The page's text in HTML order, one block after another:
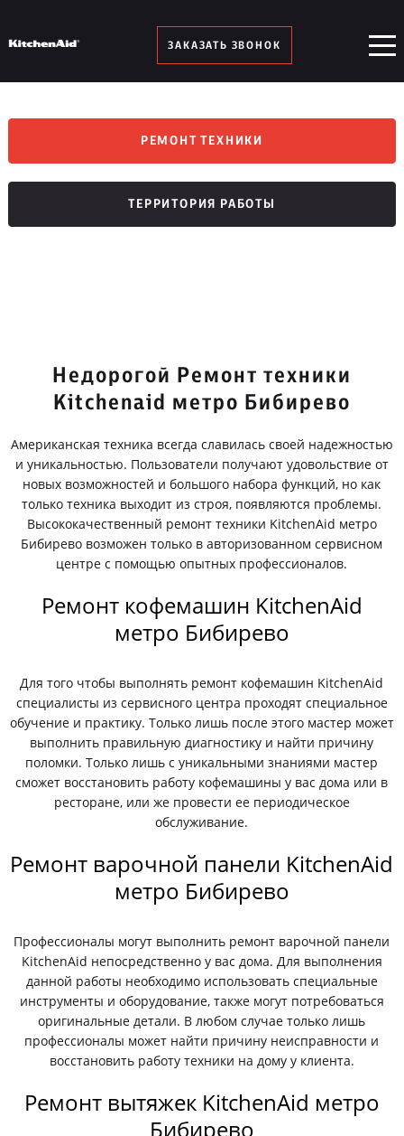
ЗАКАЗАТЬ ЗВОНОК
РЕМОНТ ТЕХНИКИ
ТЕРРИТОРИЯ РАБОТЫ
Недорогой Ремонт техники
Kitchenaid метро Бибирево
Американская техника всегда славилась своей надежностью
и уникальностью. Пользователи получают удовольствие от
новых возможностей и большого набора функций, но как
только техника выходит из строя, появляются проблемы.
Высококачественный ремонт техники KitchenAid метро
Бибирево возможен только в авторизованном сервисном
центре с помощью опытных профессионалов.
Ремонт кофемашин KitchenAid
метро Бибирево
Для того чтобы выполнять ремонт кофемашин KitchenAid
специалисты из сервисного центра проходят специальное
обучение и практику. Только лишь после этого мастер может
выполнить правильную диагностику и найти причину
поломки. Только лишь с уникальными знаниями мастер
сможет восстановить работу кофемашины у вас дома или в
ресторане, или же провести ее периодическое
обслуживание.
Ремонт варочной панели KitchenAid
метро Бибирево
Профессионалы могут выполнить ремонт варочной панели
KitchenAid непосредственно у вас дома. Для выполнения
данной работы необходимо использовать специальные
инструменты и оборудование, также могут потребоваться
оригинальные детали. В любом случае только лишь
профессионалы может найти причину неисправности и
восстановить работу техники на дому у клиента.
Ремонт вытяжек KitchenAid метро
Бибирево